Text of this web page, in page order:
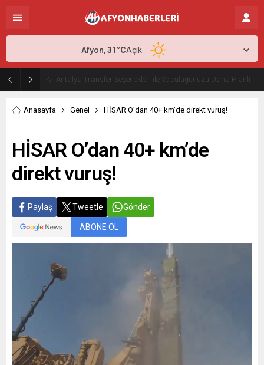
Afyon,31°CAçık
Anasayfa Genel HİSAR O’dan 40+ km’de direkt vuruş!
HİSAR O’dan 40+ km’de
direkt vuruş!
Paylaş Tweetle Gönder
ABONE OL